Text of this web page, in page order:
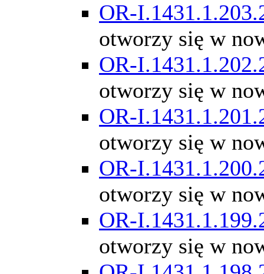
OR-
otworzy się w
OR-
otworzy się w
OR-
otworzy się w
OR-
otworzy się w
OR-
otworzy się w